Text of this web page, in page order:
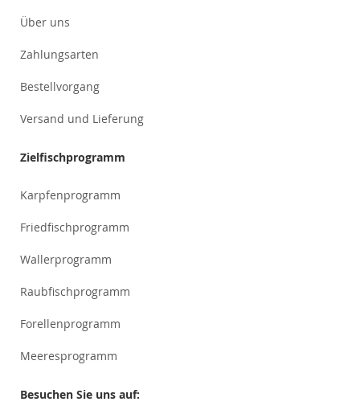
Über uns
Zahlungsarten
Bestellvorgang
Versand und Lieferung
Zielfischprogramm
Karpfenprogramm
Friedfischprogramm
Wallerprogramm
Raubfischprogramm
Forellenprogramm
Meeresprogramm
Besuchen Sie uns auf: